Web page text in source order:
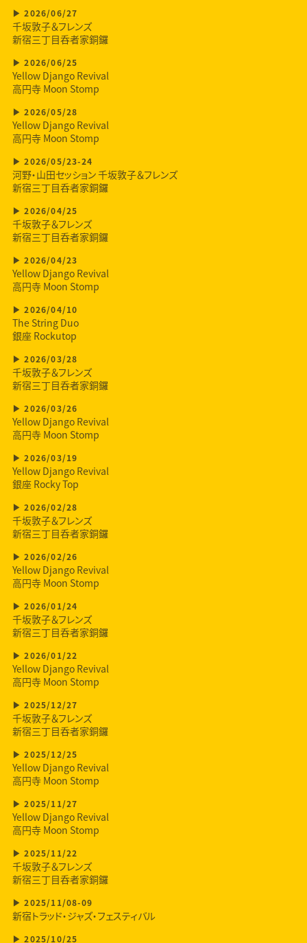
2026/06/27
千坂敦子＆フレンズ
新宿三丁目呑者家銅鑼
2026/06/25
Yellow Django Revival
高円寺 Moon Stomp
2026/05/28
Yellow Django Revival
高円寺 Moon Stomp
2026/05/23-24
河野・山田セッション 千坂敦子＆フレンズ
新宿三丁目呑者家銅鑼
2026/04/25
千坂敦子＆フレンズ
新宿三丁目呑者家銅鑼
2026/04/23
Yellow Django Revival
高円寺 Moon Stomp
2026/04/10
The String Duo
銀座 Rockutop
2026/03/28
千坂敦子＆フレンズ
新宿三丁目呑者家銅鑼
2026/03/26
Yellow Django Revival
高円寺 Moon Stomp
2026/03/19
Yellow Django Revival
銀座 Rocky Top
2026/02/28
千坂敦子＆フレンズ
新宿三丁目呑者家銅鑼
2026/02/26
Yellow Django Revival
高円寺 Moon Stomp
2026/01/24
千坂敦子＆フレンズ
新宿三丁目呑者家銅鑼
2026/01/22
Yellow Django Revival
高円寺 Moon Stomp
2025/12/27
千坂敦子＆フレンズ
新宿三丁目呑者家銅鑼
2025/12/25
Yellow Django Revival
高円寺 Moon Stomp
2025/11/27
Yellow Django Revival
高円寺 Moon Stomp
2025/11/22
千坂敦子＆フレンズ
新宿三丁目呑者家銅鑼
2025/11/08-09
新宿トラッド・ジャズ・フェスティバル
2025/10/25